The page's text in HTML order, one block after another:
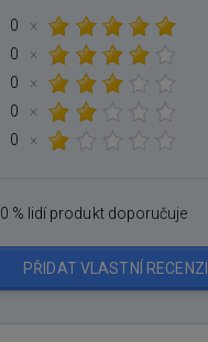
0
×
0
×
0
×
0
×
0
×
0 % lidí produkt doporučuje
PŘIDAT VLASTNÍ RECENZI